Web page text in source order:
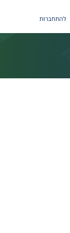
להתחברות